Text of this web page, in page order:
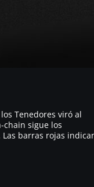
Tenedores viró al
chain sigue los
Las barras rojas